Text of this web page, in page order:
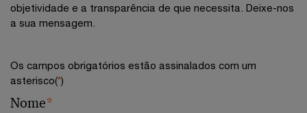
objetividade e a transparência de que necessita. Deixe-nos
a sua mensagem.
Os campos obrigatórios estão assinalados com um
asterisco(*)
Nome*